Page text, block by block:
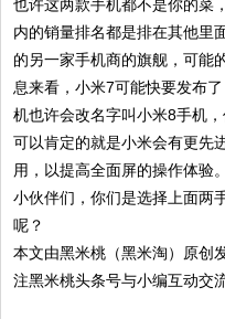
也许这两款手机都不是你的菜
内的销量排名都是排在其他里
的另一家手机商的旗舰，可能
息来看，小米7可能快要发布
机也许会改名字叫小米8手机
可以肯定的就是小米会有更先
用，以提高全面屏的操作体验。
小伙伴们，你们是选择上面两
呢？
本文由黑米桃（黑米淘）原创
注黑米桃头条号与小编互动交流